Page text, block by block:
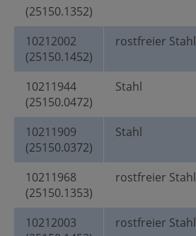
(25150.1352)
10212002
(25150.1452)
rostfreier Stahl
10211944
(25150.0472)
Stahl
10211909
(25150.0372)
Stahl
10211968
(25150.1353)
rostfreier Stahl
10212003
rostfreier Stahl